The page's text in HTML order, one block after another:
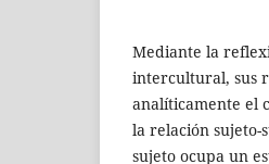
Mediante la
intercultural, sus
analíticamente el
la relación sujeto-
sujeto ocupa un